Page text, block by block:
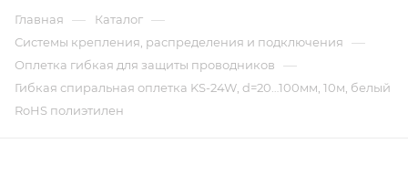
Главная — Каталог —
Системы крепления, распределения и подключения —
Оплетка гибкая для защиты проводников —
Гибкая спиральная оплетка KS-24W, d=20…100мм, 10м, белый
RoHS полиэтилен